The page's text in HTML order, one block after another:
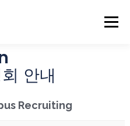
Menu
JOB INFO안내
Recruiting